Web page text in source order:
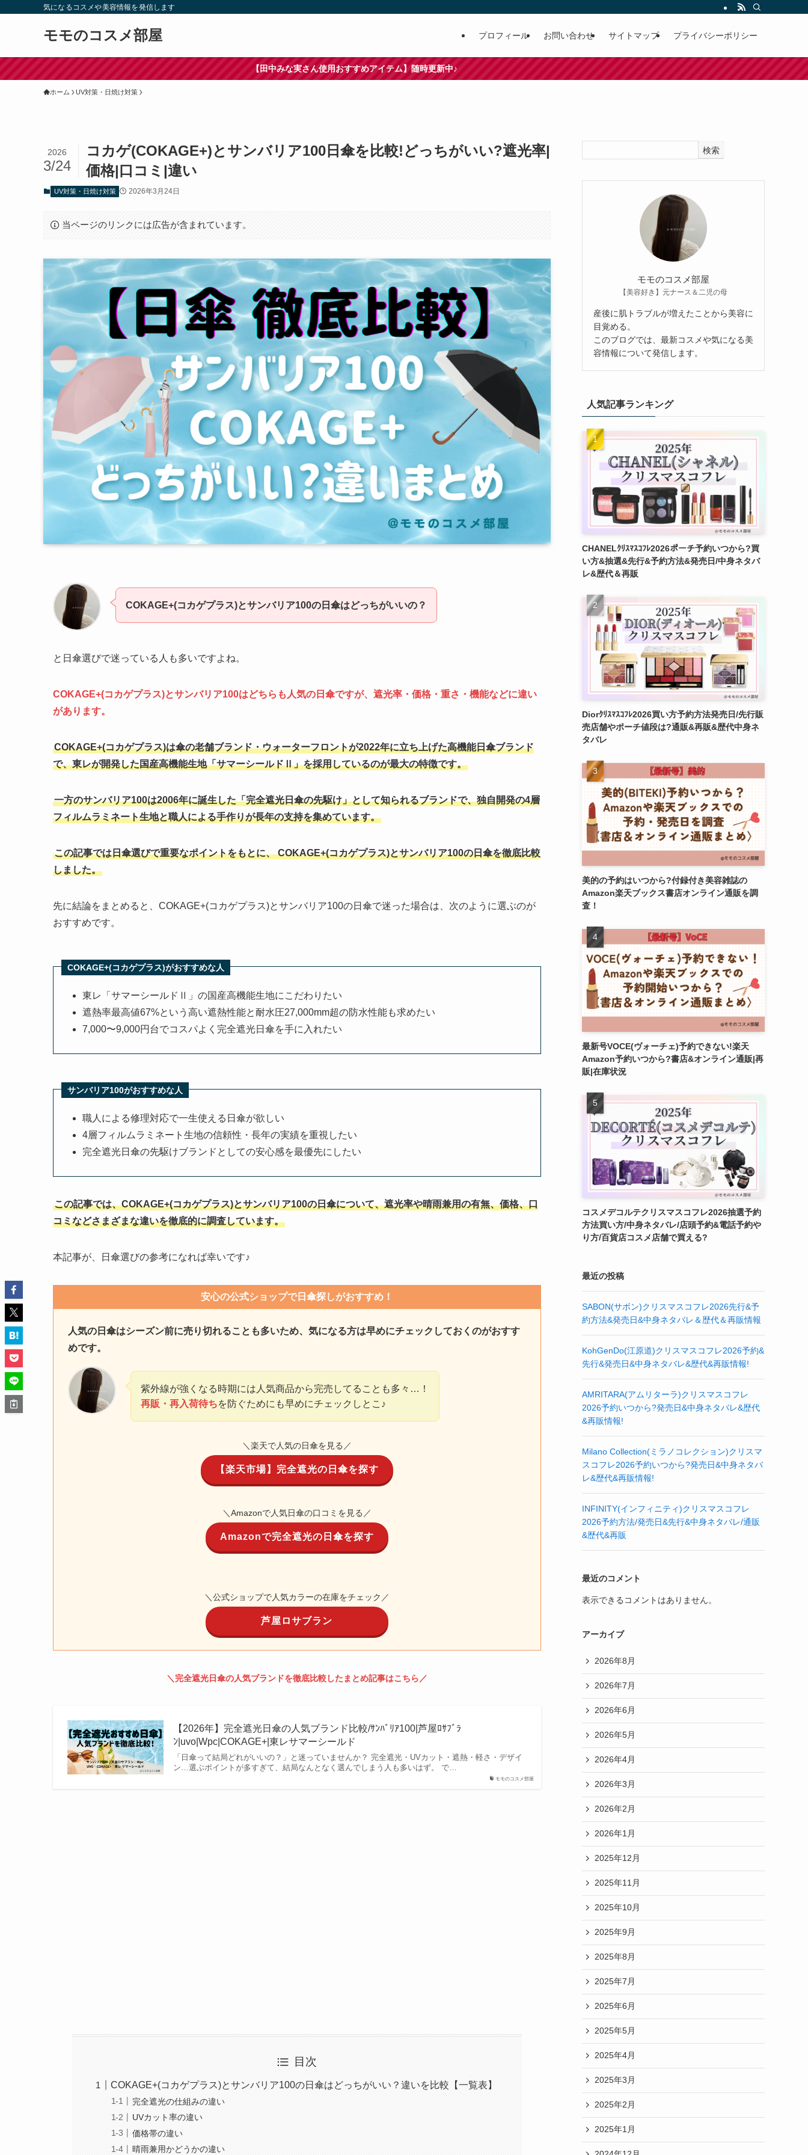
気になるコスメや美容情報を発信します
モモのコスメ部屋 プロフィール お問い合わせ サイトマップ プライバシーポリシー
【田中みな実さん使用おすすめアイテム】随時更新中♪
ホーム UV対策・日焼け対策
コカゲ(COKAGE+)とサンバリア100日傘を比較!どっちがいい?遮光率|
価格|口コミ|違い
2026
3/24
UV対策・日焼け対策 2026年3月24日
当ページのリンクには広告が含まれています。
COKAGE+(コカゲプラス)とサンバリア100の日傘はどっちがいいの？
と日傘選びで迷っている人も多いですよね。
COKAGE+(コカゲプラス)とサンバリア100はどちらも人気の日傘ですが、遮光率・価格・重さ・機能などに違い
があります。
COKAGE+(コカゲプラス)は傘の老舗ブランド・ウォーターフロントが2022年に立ち上げた高機能日傘ブランド
で、東レが開発した国産高機能生地「サマーシールドⅡ」を採用しているのが最大の特徴です。
一方のサンバリア100は2006年に誕生した「完全遮光日傘の先駆け」として知られるブランドで、独自開発の4層
フィルムラミネート生地と職人による手作りが長年の支持を集めています。
この記事では日傘選びで重要なポイントをもとに、 COKAGE+(コカゲプラス)とサンバリア100の日傘を徹底比較
しました。
先に結論をまとめると、COKAGE+(コカゲプラス)とサンバリア100の日傘で迷った場合は、次のように選ぶのが
おすすめです。
COKAGE+(コカゲプラス)がおすすめな人
東レ「サマーシールドⅡ」の国産高機能生地にこだわりたい
遮熱率最高値67%という高い遮熱性能と耐水圧27,000mm超の防水性能も求めたい
7,000〜9,000円台でコスパよく完全遮光日傘を手に入れたい
サンバリア100がおすすめな人
職人による修理対応で一生使える日傘が欲しい
4層フィルムラミネート生地の信頼性・長年の実績を重視したい
完全遮光日傘の先駆けブランドとしての安心感を最優先にしたい
この記事では、COKAGE+(コカゲプラス)とサンバリア100の日傘について、遮光率や晴雨兼用の有無、価格、口
コミなどさまざまな違いを徹底的に調査しています。
本記事が、日傘選びの参考になれば幸いです♪
安心の公式ショップで日傘探しがおすすめ！
人気の日傘はシーズン前に売り切れることも多いため、気になる方は早めにチェックしておくのがおすす
めです。
紫外線が強くなる時期には人気商品から完売してることも多々…！
再販・再入荷待ちを防ぐためにも早めにチェックしとこ♪
＼楽天で人気の日傘を見る／
【楽天市場】完全遮光の日傘を探す
＼Amazonで人気日傘の口コミを見る／
Amazonで完全遮光の日傘を探す
＼公式ショップで人気カラーの在庫をチェック／
芦屋ロサブラン
検索
モモのコスメ部屋
【美容好き】元ナース＆二児の母
産後に肌トラブルが増えたことから美容に
目覚める。
このブログでは、最新コスメや気になる美
容情報について発信します。
人気記事ランキング
CHANELｸﾘｽﾏｽｺﾌﾚ2026ポーチ予約いつから?買
い方&抽選&先行&予約方法&発売日/中身ネタバ
レ&歴代＆再販
Diorｸﾘｽﾏｽｺﾌﾚ2026買い方予約方法発売日/先行販
売店舗やポーチ値段は?通販&再販&歴代中身ネ
タバレ
美的の予約はいつから?付録付き美容雑誌の
Amazon楽天ブックス書店オンライン通販を調
査！
最新号VOCE(ヴォーチェ)予約できない!楽天
Amazon予約いつから?書店&オンライン通販|再
販|在庫状況
コスメデコルテクリスマスコフレ2026抽選予約
方法買い方/中身ネタバレ/店頭予約&電話予約や
り方/百貨店コスメ店舗で買える?
最近の投稿
SABON(サボン)クリスマスコフレ2026先行&予
約方法&発売日&中身ネタバレ＆歴代＆再販情報
KohGenDo(江原道)クリスマスコフレ2026予約&
先行&発売日&中身ネタバレ&歴代&再販情報!
AMRITARA(アムリターラ)クリスマスコフレ
2026予約いつから?発売日&中身ネタバレ&歴代
&再販情報!
Milano Collection(ミラノコレクション)クリスマ
スコフレ2026予約いつから?発売日&中身ネタバ
レ&歴代&再販情報!
INFINITY(インフィニティ)クリスマスコフレ
2026予約方法/発売日&先行&中身ネタバレ/通販
&歴代&再販
最近のコメント
表示できるコメントはありません。
アーカイブ
2026年8月
2026年7月
2026年6月
2026年5月
2026年4月
2026年3月
2026年2月
2026年1月
2025年12月
2025年11月
2025年10月
2025年9月
2025年8月
2025年7月
2025年6月
2025年5月
2025年4月
2025年3月
2025年2月
2025年1月